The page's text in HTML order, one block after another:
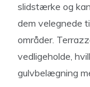
slidstærke og
dem velegnede
områder.
vedligeholde,
gulvbelægning